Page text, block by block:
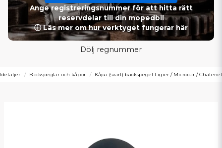
Ange registreringsnummer för att hitta rätt
reservdelar till din mopedbil
ⓘ Läs mer om hur verktyget fungerar här
Dölj regnummer
Backspeglar och kåpor Kåpa (svart) backspegel Ligier / Microcar /